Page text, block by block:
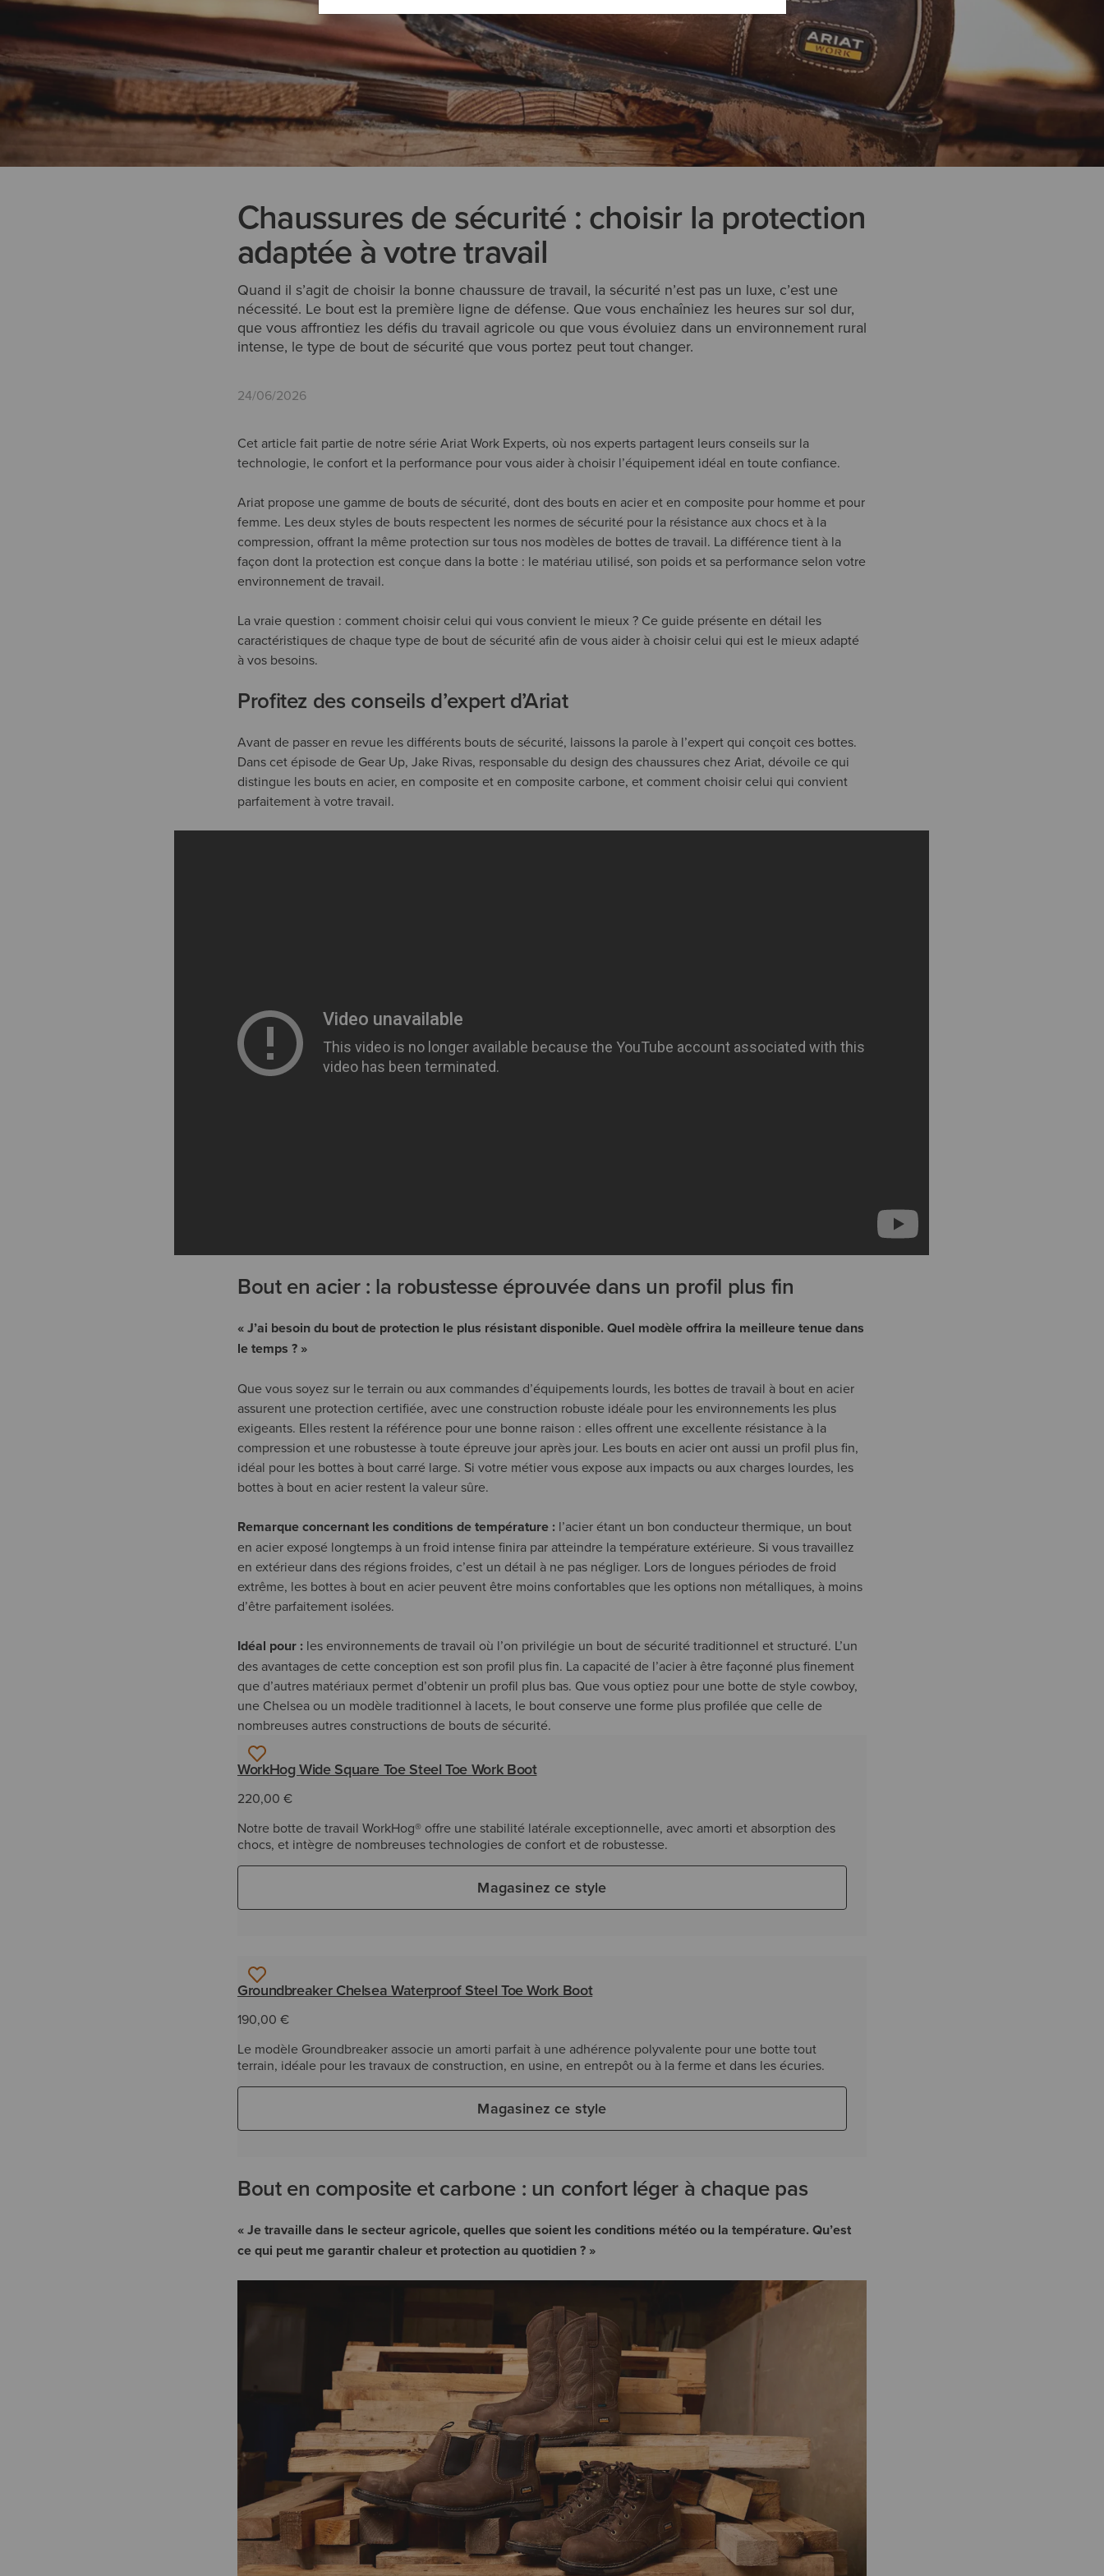
Chaussures de sécurité : choisir la protection
adaptée à votre travail
Quand il s’agit de choisir la bonne chaussure de travail, la sécurité n’est pas un luxe, c’est une
nécessité. Le bout est la première ligne de défense. Que vous enchaîniez les heures sur sol dur,
que vous affrontiez les défis du travail agricole ou que vous évoluiez dans un environnement rural
intense, le type de bout de sécurité que vous portez peut tout changer.
24/06/2026
Cet article fait partie de notre série Ariat Work Experts, où nos experts partagent leurs conseils sur la
technologie, le confort et la performance pour vous aider à choisir l’équipement idéal en toute confiance.
Ariat propose une gamme de bouts de sécurité, dont des bouts en acier et en composite pour homme et pour
femme. Les deux styles de bouts respectent les normes de sécurité pour la résistance aux chocs et à la
compression, offrant la même protection sur tous nos modèles de bottes de travail. La différence tient à la
façon dont la protection est conçue dans la botte : le matériau utilisé, son poids et sa performance selon votre
environnement de travail.
La vraie question : comment choisir celui qui vous convient le mieux ? Ce guide présente en détail les
caractéristiques de chaque type de bout de sécurité afin de vous aider à choisir celui qui est le mieux adapté
à vos besoins.
Profitez des conseils d’expert d’Ariat
Avant de passer en revue les différents bouts de sécurité, laissons la parole à l’expert qui conçoit ces bottes.
Dans cet épisode de Gear Up, Jake Rivas, responsable du design des chaussures chez Ariat, dévoile ce qui
distingue les bouts en acier, en composite et en composite carbone, et comment choisir celui qui convient
parfaitement à votre travail.
Bout en acier : la robustesse éprouvée dans un profil plus fin
« J’ai besoin du bout de protection le plus résistant disponible. Quel modèle offrira la meilleure tenue dans
le temps ? »
Que vous soyez sur le terrain ou aux commandes d’équipements lourds, les bottes de travail à bout en acier
assurent une protection certifiée, avec une construction robuste idéale pour les environnements les plus
exigeants. Elles restent la référence pour une bonne raison : elles offrent une excellente résistance à la
compression et une robustesse à toute épreuve jour après jour. Les bouts en acier ont aussi un profil plus fin,
idéal pour les bottes à bout carré large. Si votre métier vous expose aux impacts ou aux charges lourdes, les
bottes à bout en acier restent la valeur sûre.
Remarque concernant les conditions de température :l’acier étant un bon conducteur thermique, un bout
en acier exposé longtemps à un froid intense finira par atteindre la température extérieure. Si vous travaillez
en extérieur dans des régions froides, c’est un détail à ne pas négliger. Lors de longues périodes de froid
extrême, les bottes à bout en acier peuvent être moins confortables que les options non métalliques, à moins
d’être parfaitement isolées.
Idéal pour : les environnements de travail où l’on privilégie un bout de sécurité traditionnel et structuré. L’un
des avantages de cette conception est son profil plus fin. La capacité de l’acier à être façonné plus finement
que d’autres matériaux permet d’obtenir un profil plus bas. Que vous optiez pour une botte de style cowboy,
une Chelsea ou un modèle traditionnel à lacets, le bout conserve une forme plus profilée que celle de
nombreuses autres constructions de bouts de sécurité.
WorkHog Wide Square Toe Steel Toe Work Boot
220,00 €
Notre botte de travail WorkHog® offre une stabilité latérale exceptionnelle, avec amorti et absorption des
chocs, et intègre de nombreuses technologies de confort et de robustesse.
Magasinez ce style
Groundbreaker Chelsea Waterproof Steel Toe Work Boot
190,00 €
Le modèle Groundbreaker associe un amorti parfait à une adhérence polyvalente pour une botte tout
terrain, idéale pour les travaux de construction, en usine, en entrepôt ou à la ferme et dans les écuries.
Magasinez ce style
Bout en composite et carbone : un confort léger à chaque pas
« Je travaille dans le secteur agricole, quelles que soient les conditions météo ou la température. Qu’est
ce qui peut me garantir chaleur et protection au quotidien ? »